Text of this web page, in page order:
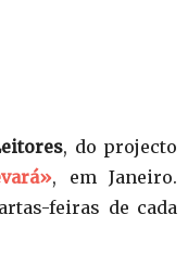
, do projecto
, em Janeiro.
feiras de cada